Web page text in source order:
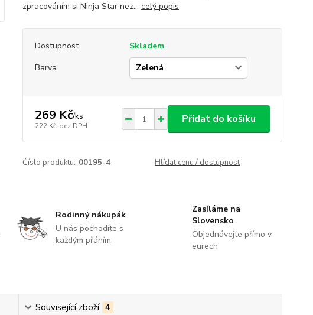
zpracováním si Ninja Star nez... celý popis
Dostupnost
Skladem
Barva
269 Kč/ks
222 Kč bez DPH
Přidat do košíku
Číslo produktu: 00195-4 Hlídat cenu / dostupnost
Rodinný nákupák
U nás pochodíte s
každým přáním
Zasíláme na
Slovensko
Objednávejte přímo v
eurech
Související zboží 4